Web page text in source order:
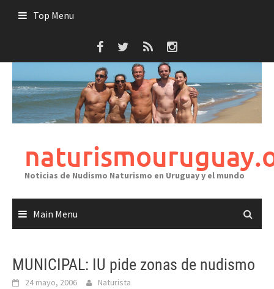
Top Menu
Noticias de Nudismo Naturismo en Uruguay y el mundo
Main Menu
MUNICIPAL: IU pide zonas de nudismo
24 mayo, 2006 Naturista